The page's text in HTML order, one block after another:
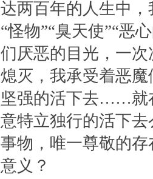
达两百年的人生中
“怪物”“臭天使”“恶
们厌恶的目光，一
熄灭，我承受着恶
坚强的活下去……就
意特立独行的活下
事物，唯一尊敬的
意义？